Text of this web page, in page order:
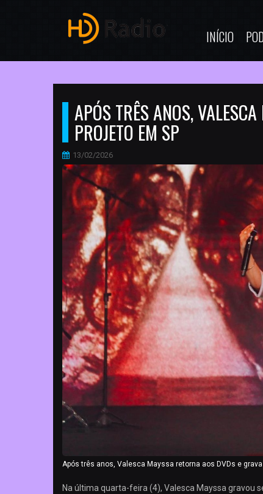
INÍCIO
APÓS TRÊS ANOS,
PROJETO EM SP
13/02/2026
Após três anos, Valesca Mayssa retorna aos DVDs e
Na última quarta-feira (4), Valesca Mayssa gravou